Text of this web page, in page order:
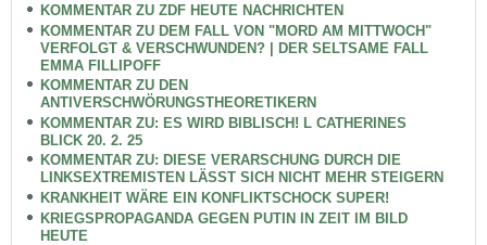
KOMMENTAR ZU ZDF HEUTE NACHRICHTEN
KOMMENTAR ZU DEM FALL VON "MORD AM MITTWOCH"
VERFOLGT & VERSCHWUNDEN? | DER SELTSAME FALL
EMMA FILLIPOFF
KOMMENTAR ZU DEN
ANTIVERSCHWÖRUNGSTHEORETIKERN
KOMMENTAR ZU: ES WIRD BIBLISCH! L CATHERINES
BLICK 20. 2. 25
KOMMENTAR ZU: DIESE VERARSCHUNG DURCH DIE
LINKSEXTREMISTEN LÄSST SICH NICHT MEHR STEIGERN
KRANKHEIT WÄRE EIN KONFLIKTSCHOCK SUPER!
KRIEGSPROPAGANDA GEGEN PUTIN IN ZEIT IM BILD
HEUTE